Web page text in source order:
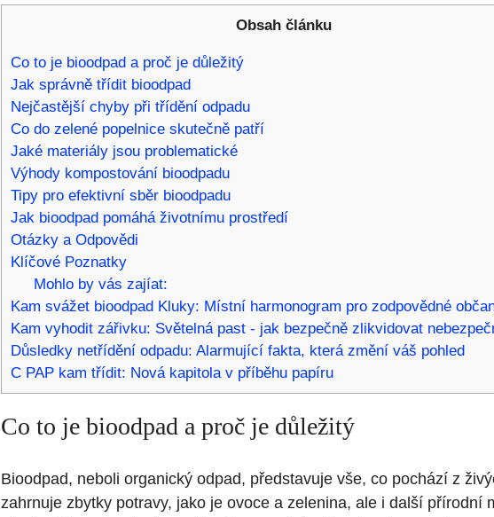
Obsah článku
Co to je bioodpad a proč je důležitý
Jak správně třídit bioodpad
Nejčastější chyby při třídění odpadu
Co do zelené popelnice skutečně patří
Jaké materiály jsou problematické
Výhody kompostování bioodpadu
Tipy pro efektivní sběr bioodpadu
Jak bioodpad pomáhá životnímu prostředí
Otázky a Odpovědi
Klíčové Poznatky
Mohlo by vás zajíat:
Kam svážet bioodpad Kluky: Místní harmonogram pro zodpovědné
Kam vyhodit zářivku: Světelná past - jak bezpečně zlikvidovat
Důsledky netřídění odpadu: Alarmující fakta, která změní váš pohled
C PAP kam třídit: Nová kapitola v příběhu papíru
Co to je bioodpad a proč je důležitý
Bioodpad, neboli organický odpad, představuje vše, co pochází z
zahrnuje zbytky potravy, jako je ovoce a zelenina, ale i další přírodní